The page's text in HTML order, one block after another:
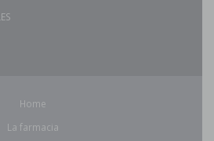
Home
La farmacia